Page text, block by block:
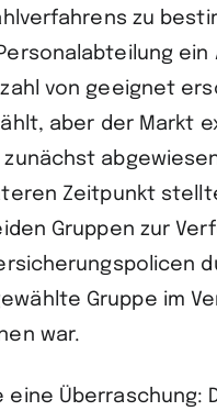
zu
von geeignet
aber der Markt
Zeitpunkt
Gruppen zur
Gruppe im
war.
Überraschung: